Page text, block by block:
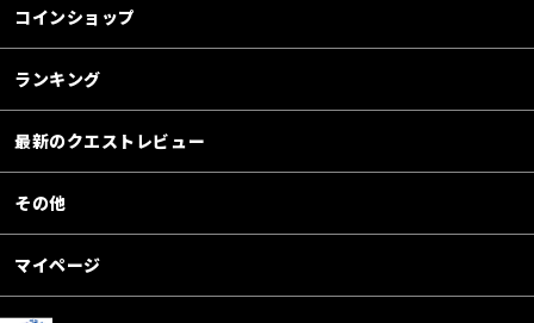
コインショップ
ランキング
最新のクエストレビュー
その他
マイページ